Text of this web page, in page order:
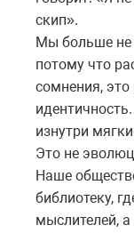
скип».
Мы больше не
потому что
сомнения,
изнутри
Это не
Наше
библиотеку,
мыслителей, а